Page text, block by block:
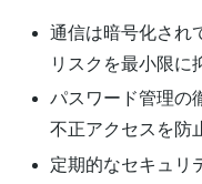
通信は暗号化され
リスクを最小限に
パスワード管理の
不正アクセスを防
定期的なセキュリ